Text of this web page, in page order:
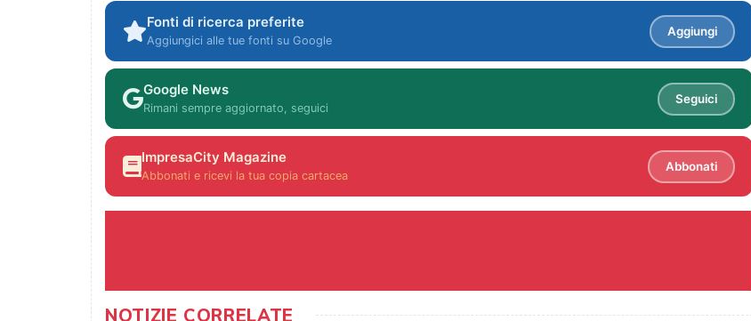
Fonti di ricerca preferite
Aggiungici alle tue fonti su Google
Aggiungi
Google News
Rimani sempre aggiornato, seguici
Seguici
ImpresaCity Magazine
Abbonati e ricevi la tua copia cartacea
Abbonati
NOTIZIE CORRELATE